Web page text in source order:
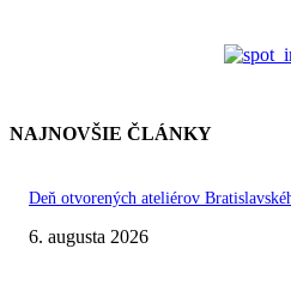
NAJNOVŠIE ČLÁNKY
Deň otvorených ateliérov
6. augusta 2026